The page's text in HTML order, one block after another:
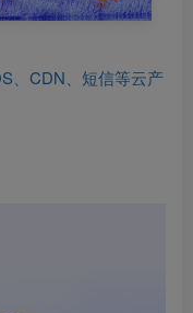
、CDN、短信等云产